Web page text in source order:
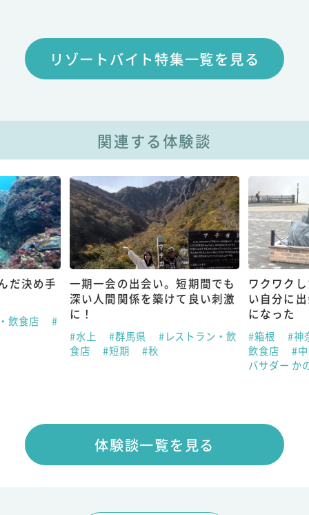
リゾートバイト特集一覧を見る
関連する体験談
だ決め手
飲食店 #
一期一会の出会い。短期間でも
深い人間関係を築けて良い刺激
に！
#水上 #群馬県
#レストラン・飲
食店
#短期 #秋
ワクワク
い自分に
になった
#箱根
#神
飲食店
#
バサダー か
体験談一覧を見る